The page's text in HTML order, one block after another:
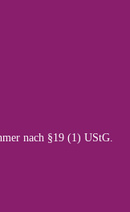
nach §19 (1) UStG.